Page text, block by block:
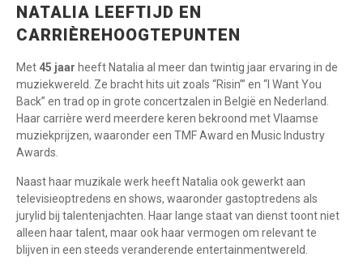
NATALIA LEEFTIJD EN
CARRIÈREHOOGTEPUNTEN
Met 45 jaar heeft Natalia al meer dan twintig jaar ervaring in de
muziekwereld. Ze bracht hits uit zoals “Risin’” en “I Want You
Back” en trad op in grote concertzalen in België en Nederland.
Haar carrière werd meerdere keren bekroond met Vlaamse
muziekprijzen, waaronder een TMF Award en Music Industry
Awards.
Naast haar muzikale werk heeft Natalia ook gewerkt aan
televisieoptredens en shows, waaronder gastoptredens als
jurylid bij talentenjachten. Haar lange staat van dienst toont niet
alleen haar talent, maar ook haar vermogen om relevant te
blijven in een steeds veranderende entertainmentwereld.